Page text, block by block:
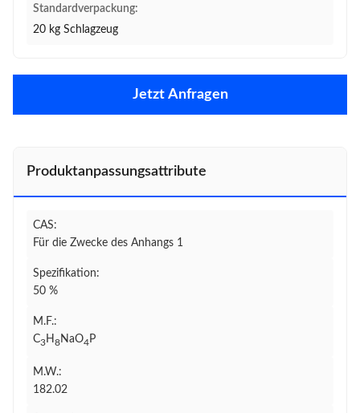
Standardverpackung:
20 kg Schlagzeug
Jetzt Anfragen
Produktanpassungsattribute
CAS:
Für die Zwecke des Anhangs 1
Spezifikation:
50 %
M.F.:
C3H 8NaO4P
M.W.:
182.02